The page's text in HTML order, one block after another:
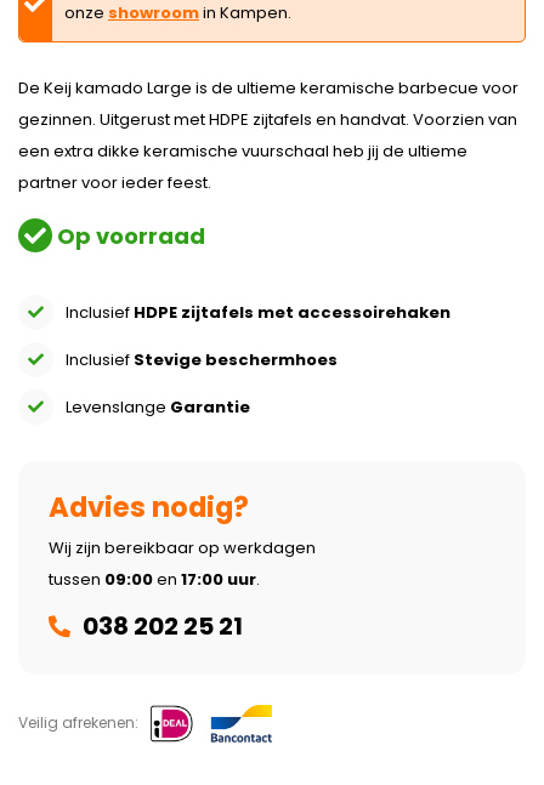
onze showroomin Kampen.
De Keij kamado Large is de ultieme keramische barbecue voor
gezinnen. Uitgerust met HDPE zijtafels en handvat. Voorzien van
een extra dikke keramische vuurschaal heb jij de ultieme
partner voor ieder feest.
Op voorraad
Inclusief HDPE zijtafels met accessoirehaken
Inclusief Stevige beschermhoes
Levenslange Garantie
Advies nodig?
Wij zijn bereikbaar op werkdagen
tussen 09:00en 17:00 uur.
038 202 25 21
Veilig afrekenen: